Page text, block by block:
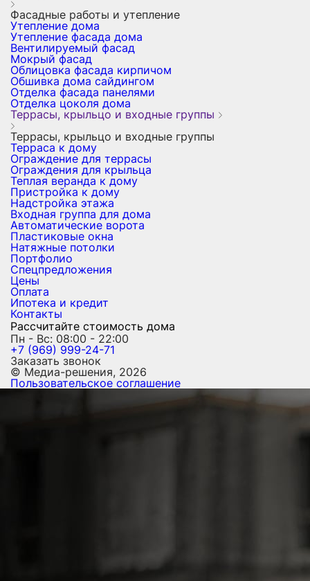
Фасадные работы и утепление
Утепление дома
Утепление фасада дома
Вентилируемый фасад
Мокрый фасад
Облицовка фасада кирпичом
Обшивка дома сайдингом
Отделка фасада панелями
Отделка цоколя дома
Террасы, крыльцо и входные группы
Террасы, крыльцо и входные группы
Терраса к дому
Ограждение для террасы
Ограждения для крыльца
Теплая веранда к дому
Пристройка к дому
Надстройка этажа
Входная группа для дома
Автоматические ворота
Пластиковые окна
Натяжные потолки
Портфолио
Спецпредложения
Цены
Оплата
Ипотека и кредит
Контакты
Рассчитайте стоимость дома
Пн - Вс: 08:00 - 22:00
+7 (969) 999-24-71
Заказать звонок
© Медиа-решения, 2026
Пользовательское соглашение